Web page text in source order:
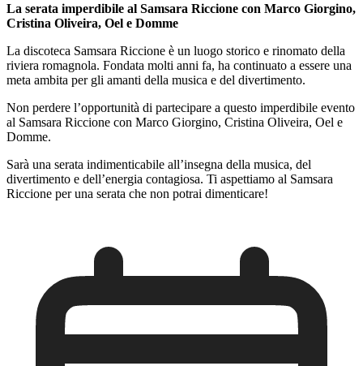
La serata imperdibile al Samsara Riccione con Marco Giorgino,
Cristina Oliveira, Oel e Domme
La discoteca Samsara Riccione è un luogo storico e rinomato della
riviera romagnola. Fondata molti anni fa, ha continuato a essere una
meta ambita per gli amanti della musica e del divertimento.
Non perdere l’opportunità di partecipare a questo imperdibile evento
al Samsara Riccione con Marco Giorgino, Cristina Oliveira, Oel e
Domme.
Sarà una serata indimenticabile all’insegna della musica, del
divertimento e dell’energia contagiosa. Ti aspettiamo al Samsara
Riccione per una serata che non potrai dimenticare!